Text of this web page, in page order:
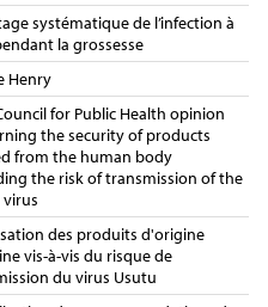
systématique de l’infection à
la grossesse
Henry
for Public Health opinion
the security of products
from the human body
the risk of transmission of the
des produits d'origine
vis-à-vis du risque de
du virus Usutu